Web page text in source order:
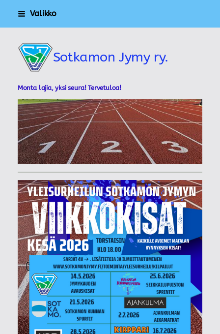
Siirry
Valikko
Sotkamon Jymy ry.
Monta lajia, yksi seura! Tervetuloa!